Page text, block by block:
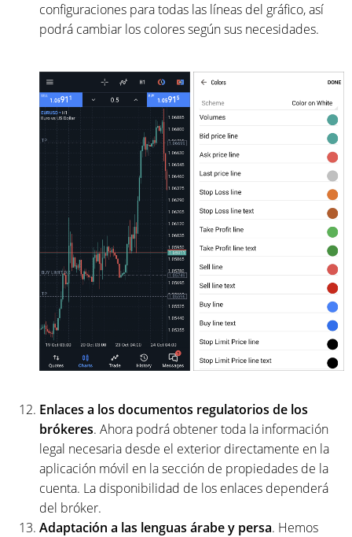
configuraciones para todas las líneas del gráfico, así
podrá cambiar los colores según sus necesidades.
Enlaces a los documentos regulatorios de los
brókeres. Ahora podrá obtener toda la información
legal necesaria desde el exterior directamente en la
aplicación móvil en la sección de propiedades de la
cuenta. La disponibilidad de los enlaces dependerá
del bróker.
Adaptación a las lenguas árabe y persa. Hemos